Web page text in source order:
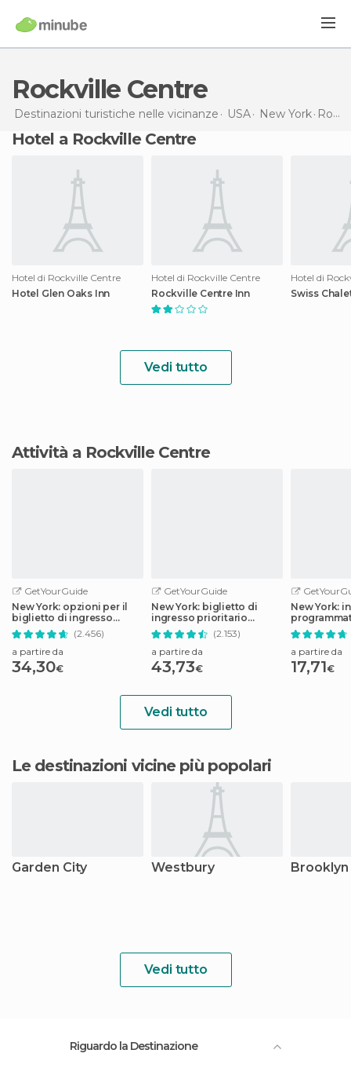
Rockville Centre
Destinazioni turistiche nelle vicinanze USA New York Rockville Centre
Hotel a Rockville Centre
Hotel di Rockville Centre
Hotel Glen Oaks Inn
Hotel di Rockville Centre
Rockville Centre Inn
Hotel di
Swiss
Vedi tutto
Attività a Rockville Centre
GetYourGuide
New York: opzioni per il
biglietto di ingresso
prioritario al One World
Observatory
(2.456)
a partire da
34,30€
GetYourGuide
New York: biglietto di
ingresso prioritario
all'Empire State Building
(2.153)
a partire da
43,73€
New York:
Memorial &
a partire da
17,71€
Vedi tutto
Le destinazioni vicine più popolari
Garden City Westbury Brooklyn
Vedi tutto
Riguardo la Destinazione